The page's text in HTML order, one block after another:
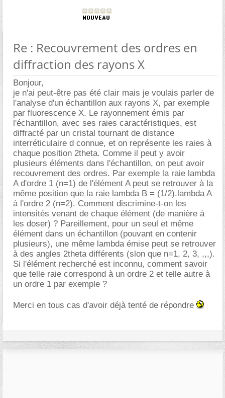
Re : Recouvrement des ordres en
diffraction des rayons X
Bonjour,
je n'ai peut-être pas été clair mais je voulais parler de
l'analyse d'un échantillon aux rayons X, par exemple
par fluorescence X. Le rayonnement émis par
l'échantillon, avec ses raies caractéristiques, est
diffracté par un cristal tournant de distance
interréticulaire d connue, et on représente les raies à
chaque position 2theta. Comme il peut y avoir
plusieurs éléments dans l'échantillon, on peut avoir
recouvrement des ordres. Par exemple la raie lambda
A d'ordre 1 (n=1) de l'élément A peut se retrouver à la
même position que la raie lambda B = (1/2).lambda A
à l'ordre 2 (n=2). Comment discrimine-t-on les
intensités venant de chaque élément (de manière à
les doser) ? Pareillement, pour un seul et même
élément dans un échantillon (pouvant en contenir
plusieurs), une même lambda émise peut se retrouver
à des angles 2theta différents (slon que n=1, 2, 3, ,,,).
Si l'élément recherché est inconnu, comment savoir
que telle raie correspond à un ordre 2 et telle autre à
un ordre 1 par exemple ?
Merci en tous cas d'avoir déjà tenté de répondre